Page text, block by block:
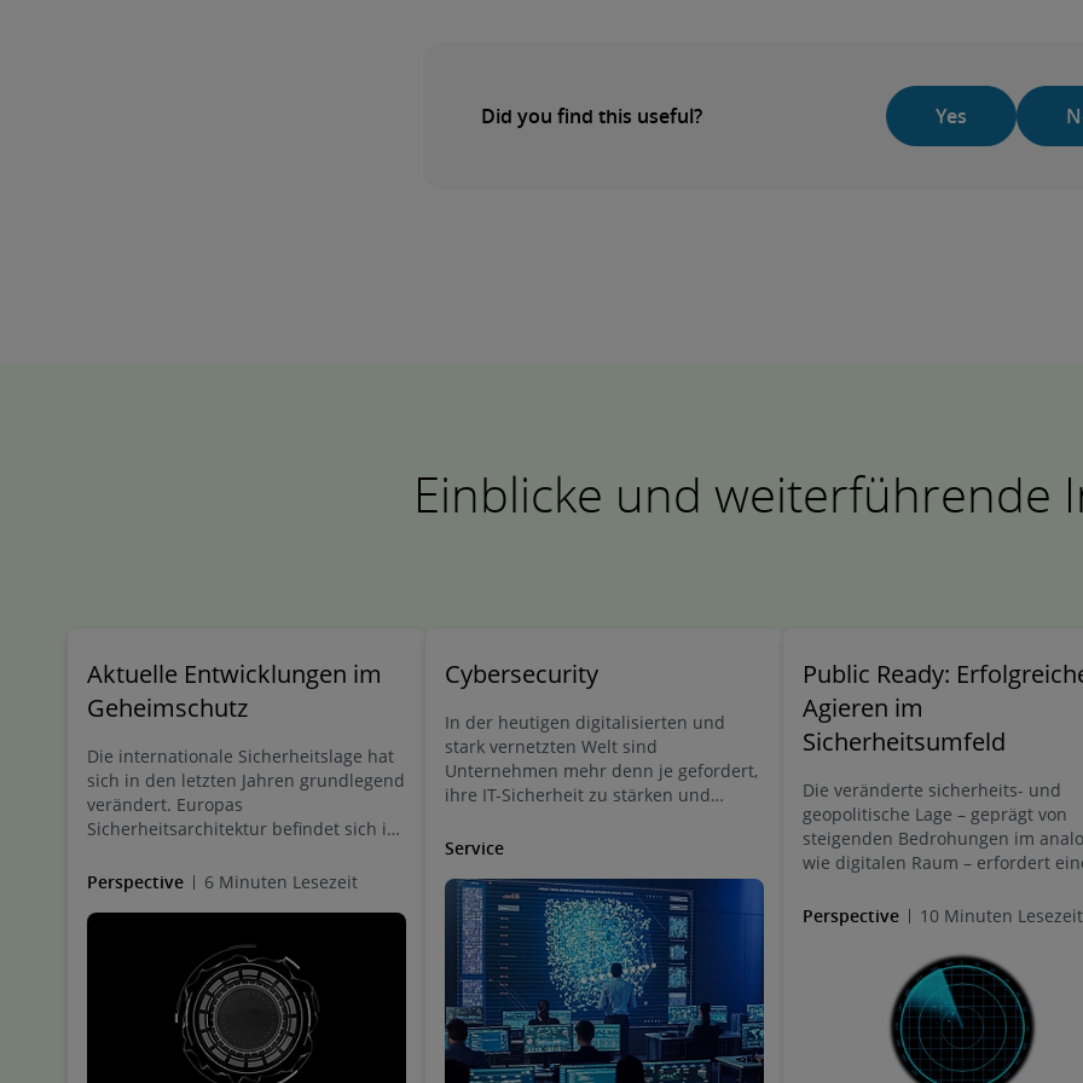
Did you find this useful? Yes
Einblicke und weiterführende
Aktuelle Entwicklungen im
Geheimschutz
Die internationale Sicherheitslage hat
sich in den letzten Jahren grundlegend
verändert. Europas
Sicherheitsarchitektur befindet sich im
gezielte Angriffe auf kritische
Wirtschaftsakteure nehmen spürbar
zu. Damit rückt auch in Deutschland
der Geheimschutz ins Zentrum der
Aufmerksamkeit: Unternehmen
werden zunehmend Ziel staatlicher
und nichtstaatlicher Akteure – sei es
durch Cyberangriffe, Spionage oder
Perspective 6 Minuten Lesezeit
Cybersecurity
In der heutigen digitalisierten und
stark vernetzten Welt sind
Unternehmen mehr denn je gefordert,
ihre IT-Sicherheit zu stärken und
Anforderungen gerecht zu werden. Als
dabei, diese Herausforderungen zu
meistern – mit rechtssicherer
Beratung, strategischer Planung und
praxisnaher Unterstützung.
Service
Public Ready:
Agieren im
Sicherheitsumfeld
Die veränderte sicherheits- und
geopolitische Lage – geprägt von
steigenden Bedrohungen im
wie digitalen Raum – erfordert
und Wirtschaft. Relevant sind dabei
und Verteidigung, Wirtschafts- und
Unternehmensschutz sowie der
Betrieb und die Nutzung von
Infrastruktur.
Perspective 10 Minuten Lesezeit